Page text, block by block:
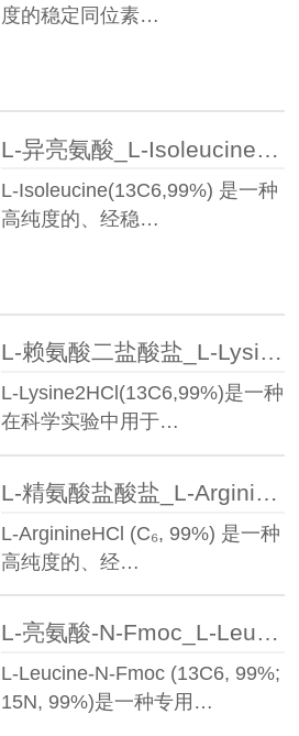
度的稳定同位素…
L-异亮氨酸_L-Isoleucine(13C6,99%)
L-Isoleucine(13C6,99%) 是一种
高纯度的、经稳…
L-赖氨酸二盐酸盐_L-Lysine·2HCl(13C6,99%)
L-Lysine2HCl(13C6,99%)是一种
在科学实验中用于…
L-精氨酸盐酸盐_L-Arginine·HCl(13C6,99%)
L-ArginineHCl (C₆, 99%) 是一种
高纯度的、经…
L-亮氨酸-N-Fmoc_L-Leucine-N-Fmoc(13C6,99%;15N,99%)
L-Leucine-N-Fmoc (13C6, 99%;
15N, 99%)是一种专用…